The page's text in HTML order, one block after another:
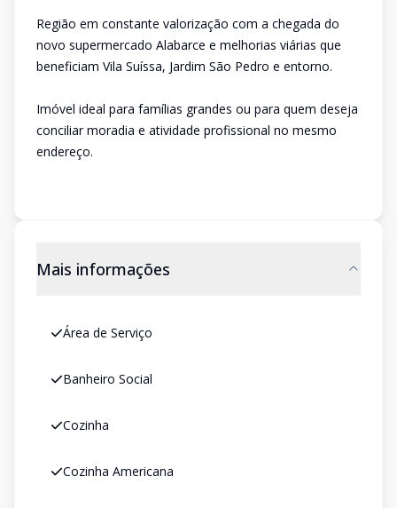
Região em constante valorização com a chegada do
novo supermercado Alabarce e melhorias viárias que
beneficiam Vila Suíssa, Jardim São Pedro e entorno.
Imóvel ideal para famílias grandes ou para quem deseja
conciliar moradia e atividade profissional no mesmo
endereço.
Mais informações
Área de Serviço
Banheiro Social
Cozinha
Cozinha Americana